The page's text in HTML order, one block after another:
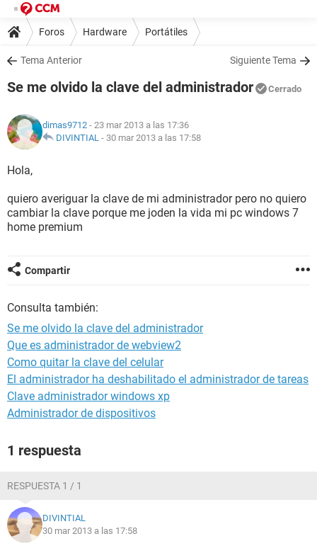
Foros Hardware Portátiles
Tema Anterior Siguiente Tema
Se me olvido la clave del administrador Cerrado
dimas9712 - 23 mar 2013 a las 17:36
DIVINTIAL - 30 mar 2013 a las 17:58
Hola,
quiero averiguar la clave de mi administrador pero no quiero
cambiar la clave porque me joden la vida mi pc windows 7
home premium
Compartir
Consulta también:
Se me olvido la clave del administrador
Que es administrador de webview2
Como quitar la clave del celular
El administrador ha deshabilitado el administrador de tareas
Clave administrador windows xp
Administrador de dispositivos
1 respuesta
RESPUESTA 1 / 1
DIVINTIAL
30 mar 2013 a las 17:58